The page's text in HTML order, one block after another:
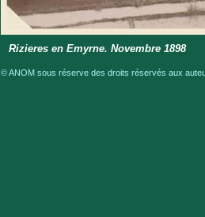
Rizieres en Emyrne. Novembre 1898
© ANOM sous réserve des droits réservés aux